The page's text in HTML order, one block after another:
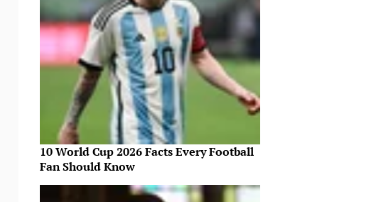
10 World Cup 2026 Facts Every Football
Fan Should Know